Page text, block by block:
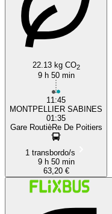
22.13 kg CO2
9 h 50 min
11:45
MONTPELLIER SABINES
01:35
Gare RoutièRe De Poitiers
1 transbordo/s
9 h 50 min
63,20 €